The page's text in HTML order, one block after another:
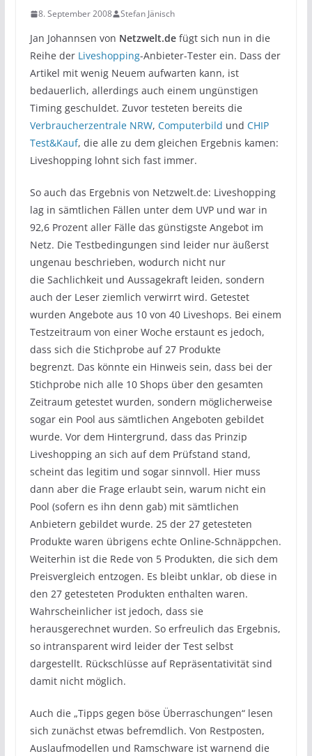
8. September 2008 Stefan Jänisch
Jan Johannsen von Netzwelt.defügt sich nun in die
Reihe der Liveshopping-Anbieter-Tester ein. Dass der
Artikel mit wenig Neuem aufwarten kann, ist
bedauerlich, allerdings auch einem ungünstigen
Timing geschuldet. Zuvor testeten bereits die
Verbraucherzentrale NRW, Computerbild und CHIP
Test&Kauf, die alle zu dem gleichen Ergebnis kamen:
Liveshopping lohnt sich fast immer.
So auch das Ergebnis von Netzwelt.de: Liveshopping
lag in sämtlichen Fällen unter dem UVP und war in
92,6 Prozent aller Fälle das günstigste Angebot im
Netz. Die Testbedingungen sind leider nur äußerst
ungenau beschrieben, wodurch nicht nur
die Sachlichkeit und Aussagekraft leiden, sondern
auch der Leser ziemlich verwirrt wird. Getestet
wurden Angebote aus 10 von 40 Liveshops. Bei einem
Testzeitraum von einer Woche erstaunt es jedoch,
dass sich die Stichprobe auf 27 Produkte
begrenzt. Das könnte ein Hinweis sein, dass bei der
Stichprobe nich alle 10 Shops über den gesamten
Zeitraum getestet wurden, sondern möglicherweise
sogar ein Pool aus sämtlichen Angeboten gebildet
wurde. Vor dem Hintergrund, dass das Prinzip
Liveshopping an sich auf dem Prüfstand stand,
scheint das legitim und sogar sinnvoll. Hier muss
dann aber die Frage erlaubt sein, warum nicht ein
Pool (sofern es ihn denn gab) mit sämtlichen
Anbietern gebildet wurde. 25 der 27 getesteten
Produkte waren übrigens echte Online-Schnäppchen.
Weiterhin ist die Rede von 5 Produkten, die sich dem
Preisvergleich entzogen. Es bleibt unklar, ob diese in
den 27 getesteten Produkten enthalten waren.
Wahrscheinlicher ist jedoch, dass sie
herausgerechnet wurden. So erfreulich das Ergebnis,
so intransparent wird leider der Test selbst
dargestellt. Rückschlüsse auf Repräsentativität sind
damit nicht möglich.
Auch die „Tipps gegen böse Überraschungen“ lesen
sich zunächst etwas befremdlich. Von Restposten,
Auslaufmodellen und Ramschware ist warnend die